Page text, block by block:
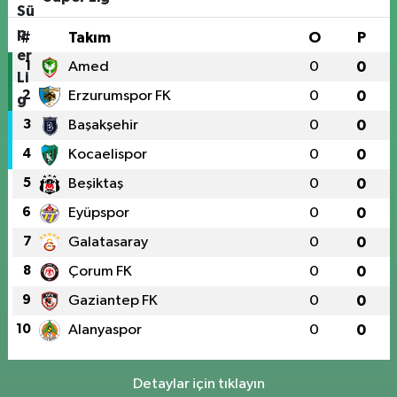
# Takım O P
1 Amed 0 0
2 Erzurumspor FK 0 0
3 Başakşehir 0 0
4 Kocaelispor 0 0
5 Beşiktaş 0 0
6 Eyüpspor 0 0
7 Galatasaray 0 0
8 Çorum FK 0 0
9 Gaziantep FK 0 0
10 Alanyaspor 0 0
Detaylar için tıklayın